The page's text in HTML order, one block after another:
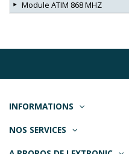
Module ATIM 868 MHZ
INFORMATIONS
NOS SERVICES